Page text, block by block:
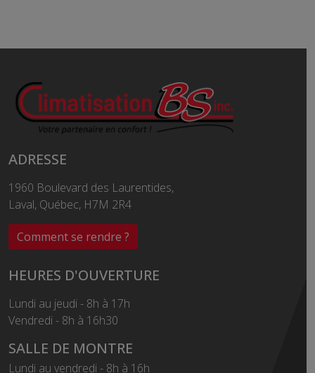
ADRESSE
1960 Boulevard des Laurentides,
Laval, Québec, H7M 2R4
Comment se rendre ?
HEURES D'OUVERTURE
Lundi au jeudi - 8h à 17h
Vendredi - 8h à 16h30
SALLE DE MONTRE
Lundi au vendredi - 8h à 16h